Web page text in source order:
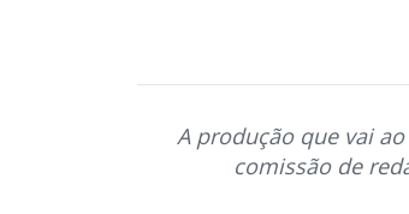
A produção que vai
comissão de